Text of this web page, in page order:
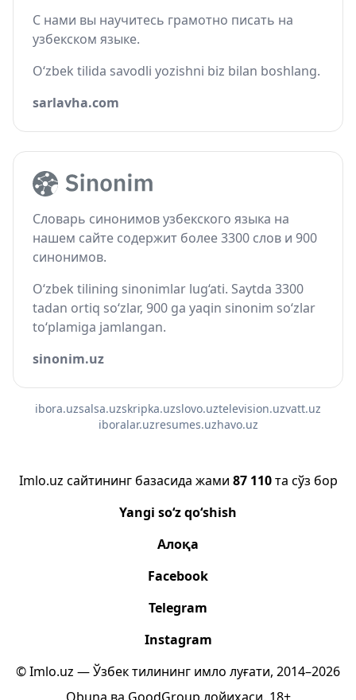
С нами вы научитесь грамотно писать на
узбекском языке.
O‘zbek tilida savodli yozishni biz bilan boshlang.
sarlavha.com
Словарь синонимов узбекского языка на
нашем сайте содержит более 3300 слов и 900
синонимов.
O‘zbek tilining sinonimlar lug‘ati. Saytda 3300
tadan ortiq so‘zlar, 900 ga yaqin sinonim so‘zlar
to‘plamiga jamlangan.
sinonim.uz
ibora.uzsalsa.uzskripka.uzslovo.uztelevision.uzvatt.uz
iboralar.uzresumes.uzhavo.uz
Imlo.uz сайтининг базасида жами 87 110та сўз бор
Yangi so‘z qo‘shish
Алоқа
Facebook
Telegram
Instagram
© Imlo.uz — Ўзбек тилининг имло луғати, 2014–2026